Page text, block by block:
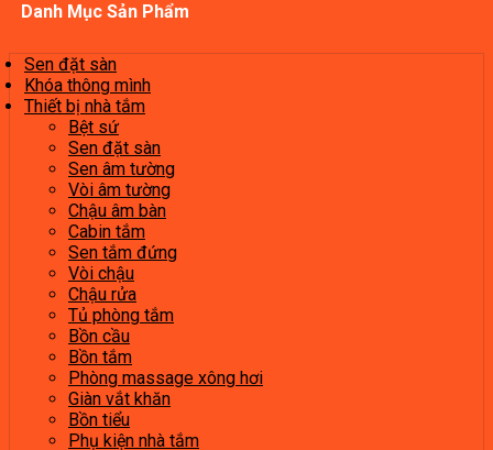
Danh Mục Sản Phẩm
Sen đặt sàn
Khóa thông mình
Thiết bị nhà tắm
Bệt sứ
Sen đặt sàn
Sen âm tường
Vòi âm tường
Chậu âm bàn
Cabin tắm
Sen tắm đứng
Vòi chậu
Chậu rửa
Tủ phòng tắm
Bồn cầu
Bồn tắm
Phòng massage xông hơi
Giàn vắt khăn
Bồn tiểu
Phụ kiện nhà tắm